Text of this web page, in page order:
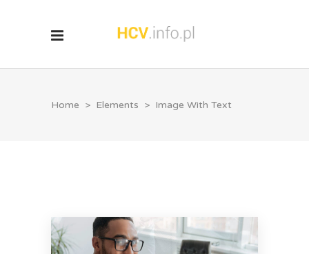
Home > Elements > Image With Text